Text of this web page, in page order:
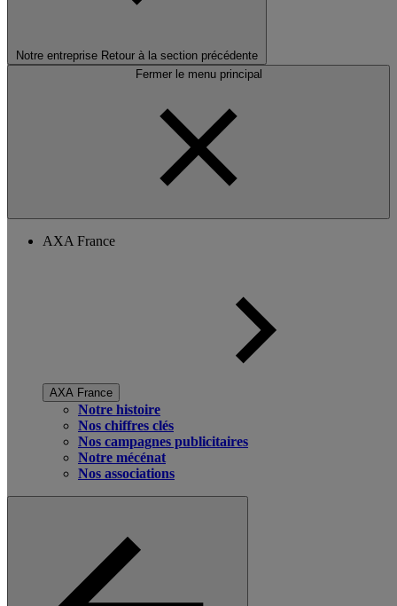
Notre entreprise Retour à la section précédente
Fermer le menu principal
AXA France
AXA France
Notre histoire
Nos chiffres clés
Nos campagnes publicitaires
Notre mécénat
Nos associations